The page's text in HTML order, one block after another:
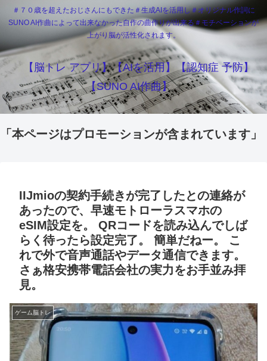
＃７０歳を超えたおじさんにもできた＃生成AIを活用し＃オリジナル作詞に
SUNO AI作曲によって出来なかった自作の曲作りが出来る＃モチベーションが
上がり脳が活性化されます。
【脳トレ アプリ】【AIを活用】【認知症 予防】
【SUNO AI作曲】
「本ページはプロモーションが含まれています」
IIJmioの契約手続きが完了したとの連絡が
あったので、早速モトローラスマホの
eSIM設定を。 QRコードを読み込んでしば
らく待ったら設定完了。 簡単だねー。 こ
れで外で音声通話やデータ通信できます。
さぁ格安携帯電話会社の実力をお手並み拝
見。
ゲーム脳トレ